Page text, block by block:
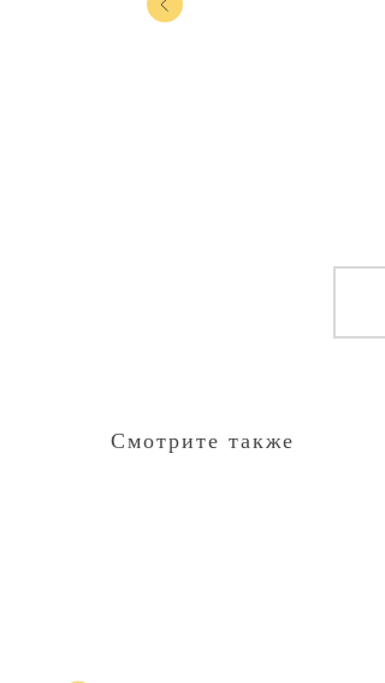
Смотрите также